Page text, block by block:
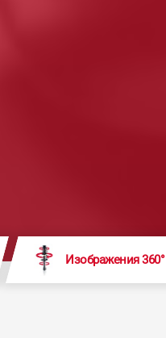
Изображения 360°